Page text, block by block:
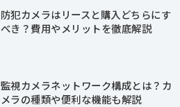
防犯カメラはリースと購入どちらにす
べき？費用やメリットを徹底解説
監視カメラネットワーク構成とは？カ
メラの種類や便利な機能も解説